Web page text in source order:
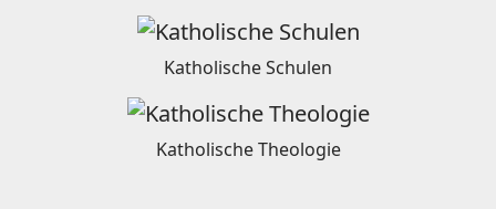
Katholische Schulen
Katholische Theologie